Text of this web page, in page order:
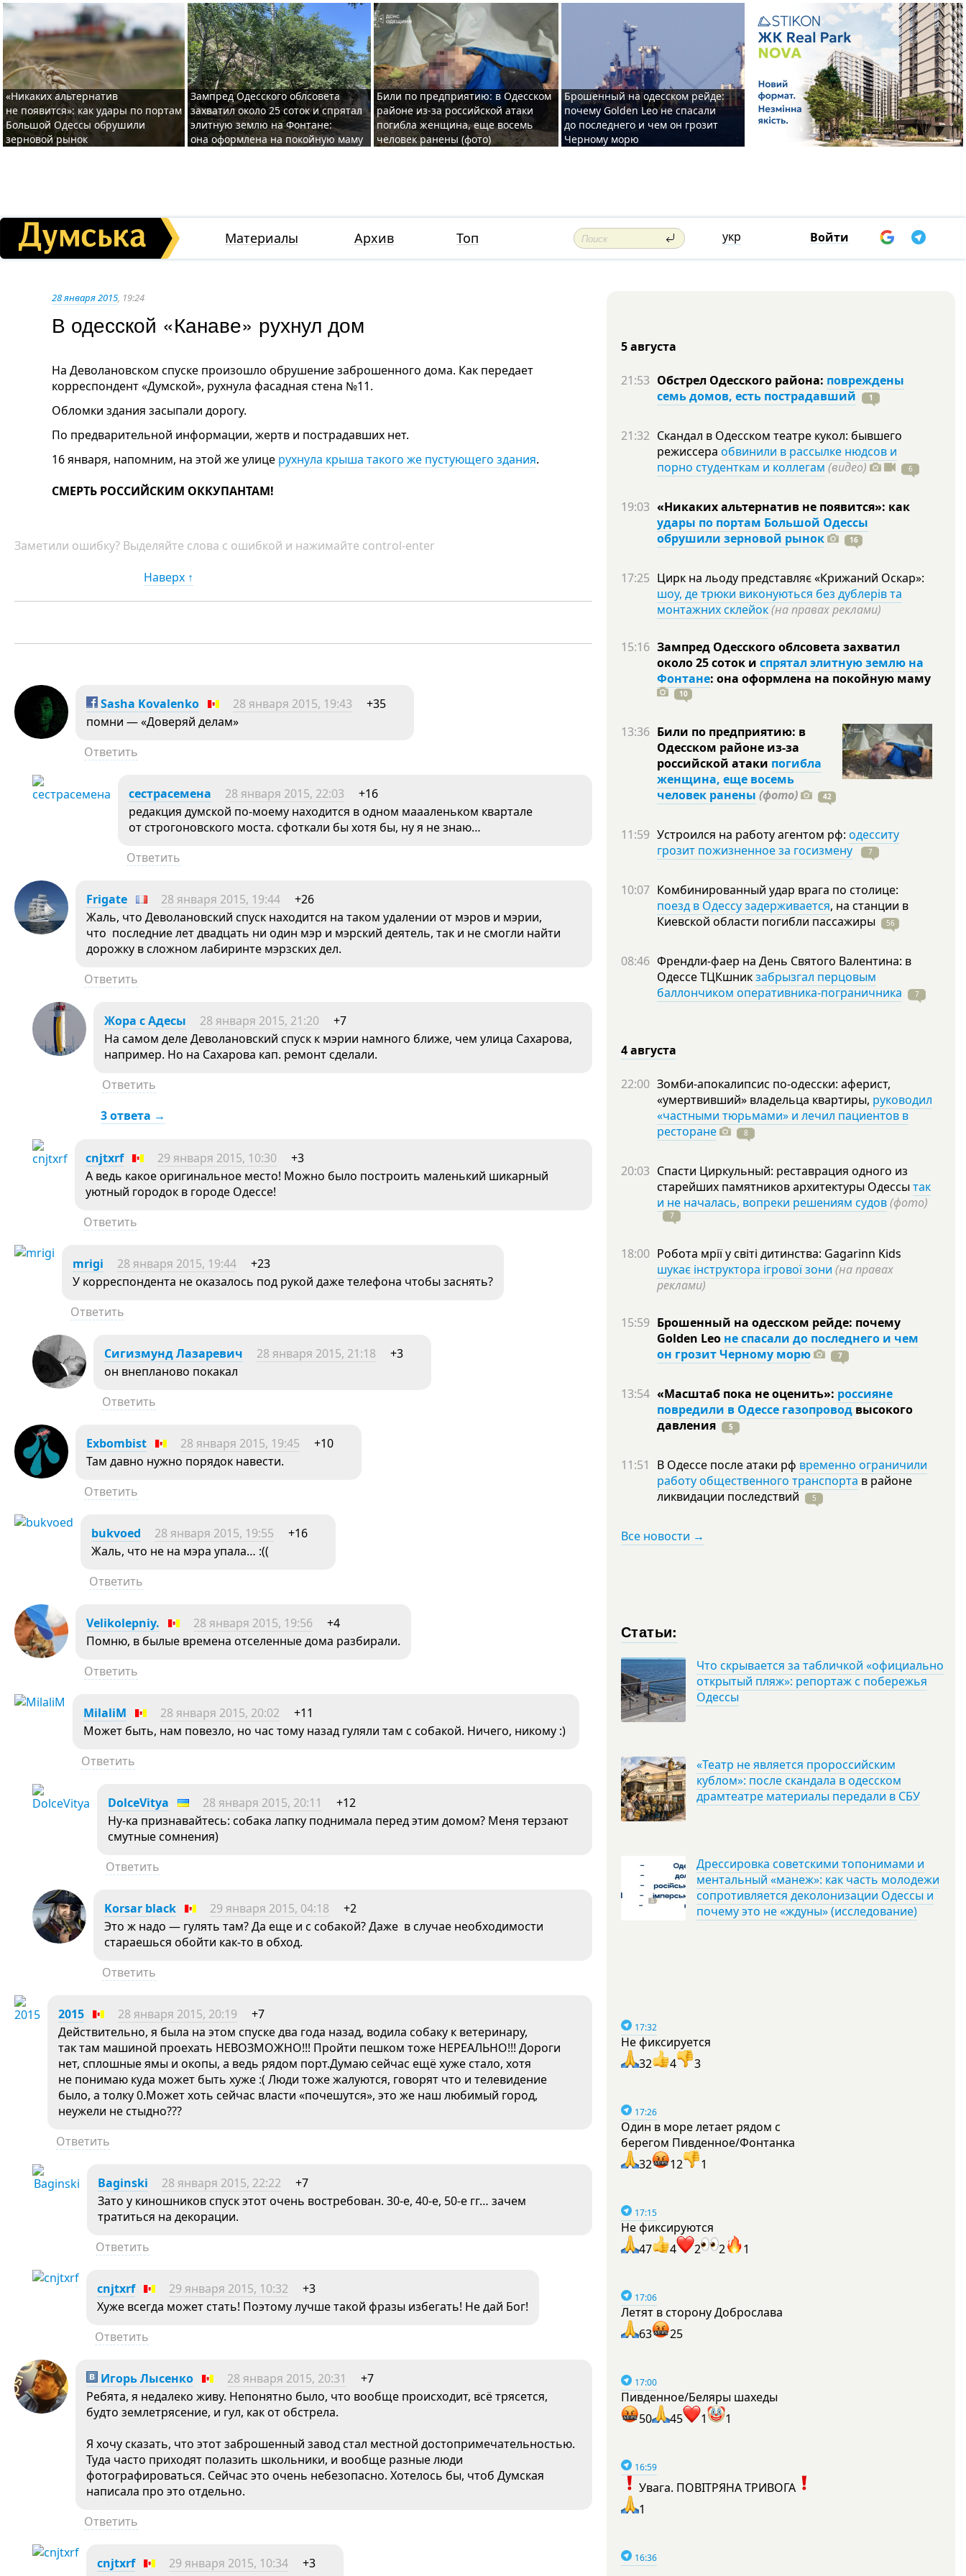
«Никаких альтернатив
не появится»: как удары по портам
Большой Одессы обрушили
зерновой рынок
Зампред Одесского облсовета
захватил около 25 соток и спрятал
элитную землю на Фонтане:
она оформлена на покойную маму
Били по предприятию: в Одесском
районе из-за российской атаки
погибла женщина, еще восемь
человек ранены (фото)
Брошенный на одесском рейде:
почему Golden Leo не спасали
до последнего и чем он грозит
Черному морю
Материалы Архив Топ укр Войти
28 января 2015, 19:24
В одесской «Канаве» рухнул дом
На Деволановском спуске произошло обрушение заброшенного дома. Как передает
корреспондент «Думской», рухнула фасадная стена №11.
Обломки здания засыпали дорогу.
По предварительной информации, жертв и пострадавших нет.
16 января, напомним, на этой же улице рухнула крыша такого же пустующего здания.
СМЕРТЬ РОССИЙСКИМ ОККУПАНТАМ!
Заметили ошибку? Выделяйте слова с ошибкой и нажимайте control-enter
Наверх ↑
Sasha Kovalenko 28 января 2015, 19:43
+35
помни — «Доверяй делам»
Ответить
сестрасемена 28 января 2015, 22:03
+16
редакция думской по-моему находится в одном маааленьком квартале
от строгоновского моста. сфоткали бы хотя бы, ну я не знаю…
Ответить
Frigate 28 января 2015, 19:44
+26
Жаль, что Деволановский спуск находится на таком удалении от мэров и мэрии,
что последние лет двадцать ни один мэр и мэрский деятель, так и не смогли найти
дорожку в сложном лабиринте мэрзских дел.
Ответить
Жора с Адесы 28 января 2015, 21:20
+7
На самом деле Деволановский спуск к мэрии намного ближе, чем улица Сахарова,
например. Но на Сахарова кап. ремонт сделали.
Ответить
3 ответа →
cnjtxrf 29 января 2015, 10:30
+3
А ведь какое оригинальное место! Можно было построить маленький шикарный
уютный городок в городе Одессе!
Ответить
mrigi 28 января 2015, 19:44
+23
У корреспондента не оказалось под рукой даже телефона чтобы заснять?
Ответить
Сигизмунд Лазаревич 28 января 2015, 21:18
+3
он внепланово покакал
Ответить
Exbombist 28 января 2015, 19:45
+10
Там давно нужно порядок навести.
Ответить
bukvoed 28 января 2015, 19:55
+16
Жаль, что не на мэра упала… :((
Ответить
Velikolepniy. 28 января 2015, 19:56
+4
Помню, в былые времена отселенные дома разбирали.
Ответить
MilaliM 28 января 2015, 20:02
+11
Может быть, нам повезло, но час тому назад гуляли там с собакой. Ничего, никому :)
Ответить
DolceVitya 28 января 2015, 20:11
+12
Ну-ка признавайтесь: собака лапку поднимала перед этим домом? Меня терзают
смутные сомнения)
Ответить
Korsar black 29 января 2015, 04:18
+2
Это ж надо — гулять там? Да еще и с собакой? Даже в случае необходимости
стараешься обойти как-то в обход.
Ответить
2015 28 января 2015, 20:19
+7
Действительно, я была на этом спуске два года назад, водила собаку к ветеринару,
так там машиной проехать НЕВОЗМОЖНО!!! Пройти пешком тоже НЕРЕАЛЬНО!!! Дороги
нет, сплошные ямы и окопы, а ведь рядом порт.Думаю сейчас ещё хуже стало, хотя
не понимаю куда может быть хуже :( Люди тоже жалуются, говорят что и телевидение
было, а толку 0.Может хоть сейчас власти «почешутся», это же наш любимый город,
неужели не стыдно???
Ответить
Baginski 28 января 2015, 22:22
+7
Зато у киношников спуск этот очень востребован. 30-е, 40-е, 50-е гг… зачем
тратиться на декорации.
Ответить
cnjtxrf 29 января 2015, 10:32
+3
Хуже всегда может стать! Поэтому лучше такой фразы избегать! Не дай Бог!
Ответить
Игорь Лысенко 28 января 2015, 20:31
+7
Ребята, я недалеко живу. Непонятно было, что вообще происходит, всё трясется,
будто землетрясение, и гул, как от обстрела.
Я хочу сказать, что этот заброшенный завод стал местной достопримечательностью.
Туда часто приходят полазить школьники, и вообще разные люди
фотографироваться. Сейчас это очень небезопасно. Хотелось бы, чтоб Думская
написала про это отдельно.
Ответить
cnjtxrf 29 января 2015, 10:34
+3
5 августа
21:53 Обстрел Одесского района: повреждены
семь домов, есть пострадавший
1
21:32 Скандал в Одесском театре кукол: бывшего
режиссера обвинили в рассылке нюдсов и
порно студенткам и коллегам (видео) 6
19:03 «Никаких альтернатив не появится»: как
удары по портам Большой Одессы
обрушили зерновой рынок
16
17:25 Цирк на льоду представляє «Крижаний Оскар»:
шоу, де трюки виконуються без дублерів та
монтажних склейок(на правах реклами)
15:16 Зампред Одесского облсовета захватил
около 25 соток и спрятал элитную землю на
Фонтане: она оформлена на покойную маму
10
13:36 Били по предприятию: в
Одесском районе из-за
российской атаки погибла
женщина, еще восемь
человек ранены (фото) 42
11:59 Устроился на работу агентом рф: одесситу
грозит пожизненное за госизмену
7
10:07 Комбинированный удар врага по столице:
поезд в Одессу задерживается, на станции в
Киевской области погибли пассажиры 56
08:46 Френдли-фаер на День Святого Валентина: в
Одессе ТЦКшникзабрызгал перцовым
баллончиком оперативника-пограничника
7
4 августа
22:00 Зомби-апокалипсис по-одесски: аферист,
«умертвивший» владельца квартиры, руководил
«частными тюрьмами» и лечил пациентов в
ресторане
8
20:03 Спасти Циркульный: реставрация одного из
старейших памятников архитектуры Одессы так
и не началась, вопреки решениям судов(фото)
7
18:00 Робота мрії у світі дитинства: Gagarinn Kids
шукає інструктора ігрової зони (на правах
реклами)
15:59 Брошенный на одесском рейде: почему
Golden Leo не спасали до последнего и чем
он грозит Черному морю
7
13:54 «Масштаб пока не оценить»: россияне
повредили в Одессе газопровод высокого
давления
5
11:51 В Одессе после атаки рф временно ограничили
работу общественного транспорта в районе
ликвидации последствий 5
Все новости →
Статьи:
Что скрывается за табличкой «официально
открытый пляж»: репортаж с побережья
Одессы
«Театр не является пророссийским
кублом»: после скандала в одесском
драмтеатре материалы передали в СБУ
Дрессировка советскими топонимами и
ментальный «манеж»: как часть молодежи
сопротивляется деколонизации Одессы и
почему это не «ждуны» (исследование)
17:32
Не фиксируется
32
4 3
17:26
Один в море летает рядом с
берегом Пивденное/Фонтанка
32
12 1
17:15
Не фиксируются
47
4 2 2 1
17:06
Летят в сторону Доброслава
63
25
17:00
Пивденное/Беляры шахеды
50
45 1 1
16:59
Увага. ПОВІТРЯНА ТРИВОГА
1
16:36